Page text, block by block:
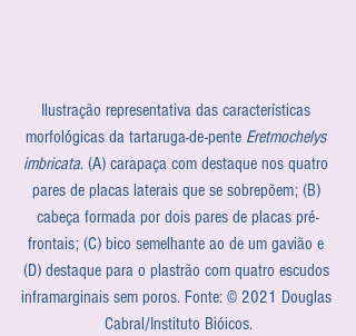
Ilustração representativa das características
morfológicas da tartaruga-de-pente Eretmochelys
imbricata. (A) carapaça com destaque nos quatro
pares de placas laterais que se sobrepõem; (B)
cabeça formada por dois pares de placas pré-
frontais; (C) bico semelhante ao de um gavião e
(D) destaque para o plastrão com quatro escudos
inframarginais sem poros. Fonte: © 2021 Douglas
Cabral/Instituto Bióicos.